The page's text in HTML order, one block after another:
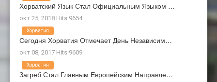
Хорватский Язык Стал Официальным Языком …
окт 25, 2018 Hits:9654
Сегодня Хорватия Отмечает День Независим…
окт 08, 2017 Hits:9609
Хорватия
Загреб Стал Главным Европейским Направле…
Хорватия